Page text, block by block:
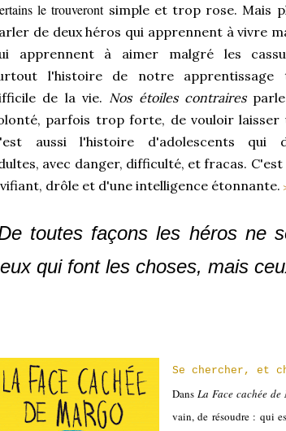
le trouveront simple et trop rose. Mais
de deux héros qui apprennent à vivre
apprennent à aimer malgré les
l'histoire de notre apprentissage
de la vie. Nos étoiles contraires
parfois trop forte, de vouloir laisser
aussi l'histoire d'adolescents qui
avec danger, difficulté, et fracas. C'est
drôle et d'une intelligence étonnante.
toutes façons les héros ne
qui font les choses, mais
Se chercher, et
Dans La Face cachée de
vain, de résoudre : qui